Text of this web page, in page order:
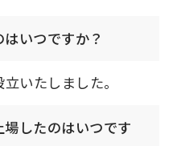
いつですか？
いたしました。
したのはいつです